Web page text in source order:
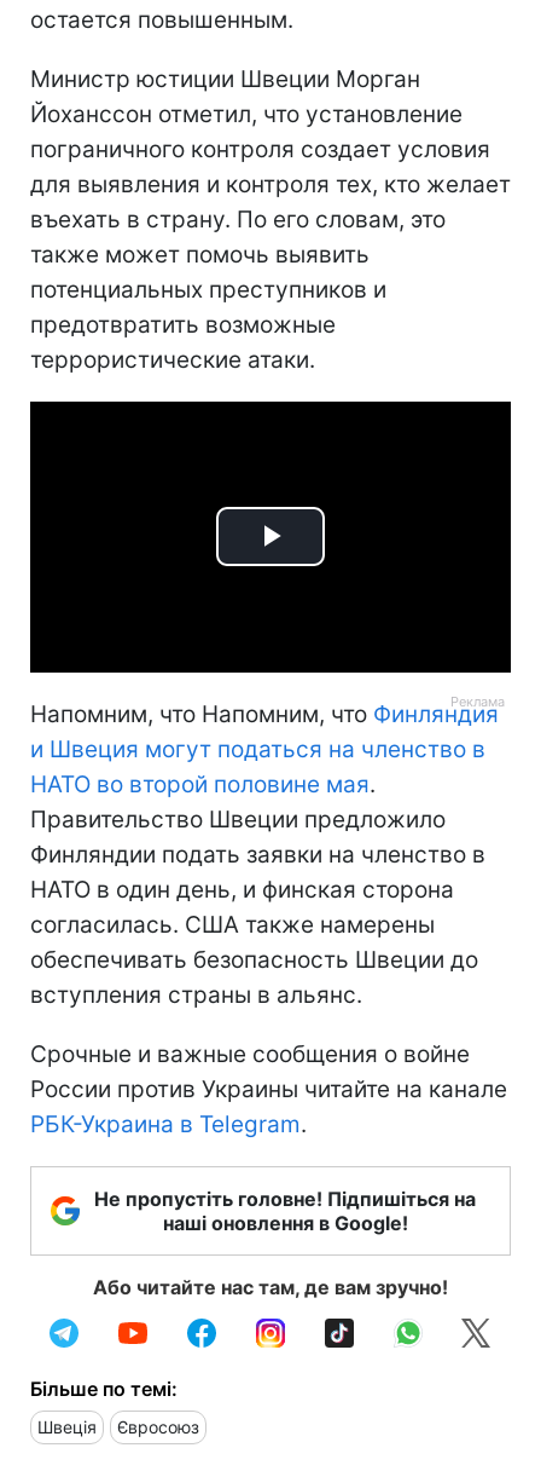
остается повышенным.
Министр юстиции Швеции Морган
Йоханссон отметил, что установление
пограничного контроля создает условия
для выявления и контроля тех, кто желает
въехать в страну. По его словам, это
также может помочь выявить
потенциальных преступников и
предотвратить возможные
террористические атаки.
Play
Напомним, что Напомним, что Финляндия
и Швеция могут податься на членство в
НАТО во второй половине мая.
Правительство Швеции предложило
Финляндии подать заявки на членство в
НАТО в один день, и финская сторона
согласилась. США также намерены
обеспечивать безопасность Швеции до
вступления страны в альянс.
Срочные и важные сообщения о войне
России против Украины читайте на канале
РБК-Украина в Telegram.
Не пропустіть головне! Підпишіться на
наші оновлення в Google!
Або читайте нас там, де вам зручно!
Більше по темі:
Швеція Євросоюз